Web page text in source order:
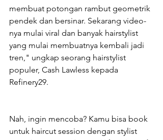
membuat potongan rambut geometrik
pendek dan bersinar. Sekarang video-
nya mulai viral dan banyak hairstylist
yang mulai membuatnya kembali jadi
tren," ungkap seorang hairstylist
populer, Cash Lawless kepada
Refinery29.
Nah, ingin mencoba? Kamu bisa book
untuk haircut session dengan stylist